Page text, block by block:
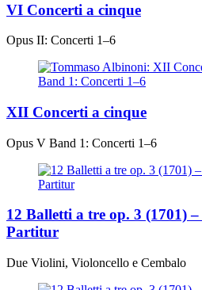
VI Concerti a cinque
Opus II: Concerti 1–6
XII Concerti a cinque
Opus V Band 1: Concerti 1–6
12 Balletti a tre op. 3 (1701)
Partitur
Due Violini, Violoncello e Cembalo